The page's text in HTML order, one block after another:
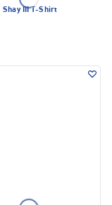
Shay III T-Shirt